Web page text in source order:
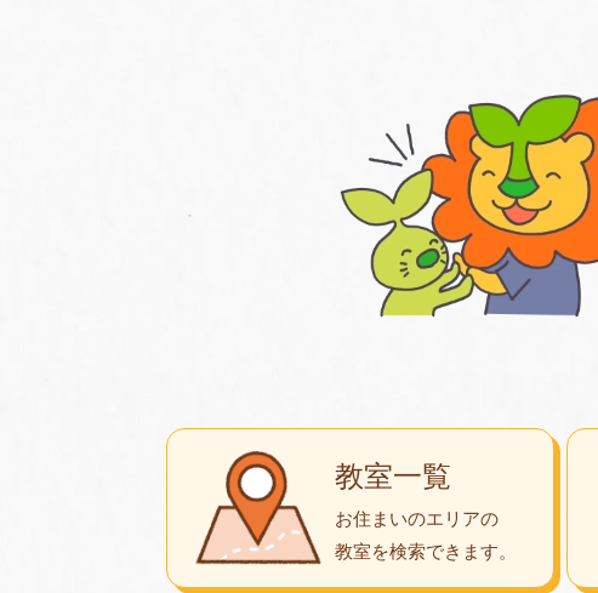
教室一覧
お住まいのエリアの
教室を検索できます。